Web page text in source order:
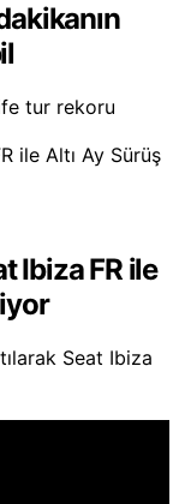
tur rekoru
Ibiza FR ile
Seat Ibiza